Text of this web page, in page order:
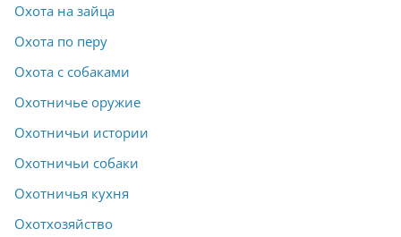
Охота на зайца
Охота по перу
Охота с собаками
Охотничье оружие
Охотничьи истории
Охотничьи собаки
Охотничья кухня
Охотхозяйство